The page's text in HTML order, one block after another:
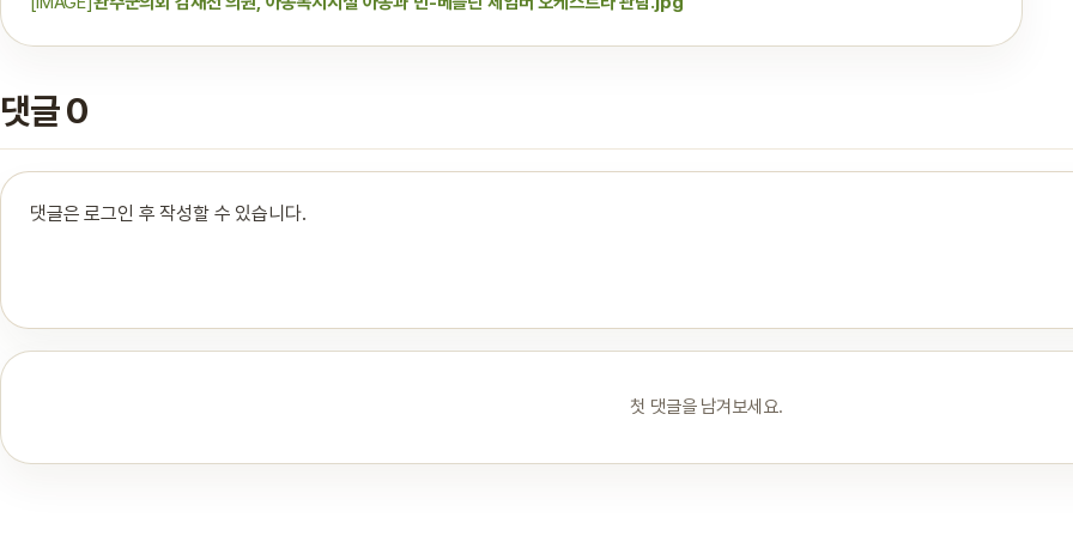
댓글 0
댓글은 로그인 후 작성할 수 있습니다.
첫 댓글을 남겨보세요.